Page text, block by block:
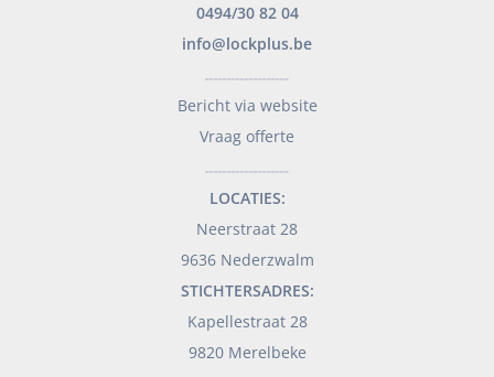
0494/30 82 04
info@lockplus.be
Bericht via website
Vraag offerte
LOCATIES:
Neerstraat 28
9636 Nederzwalm
STICHTERSADRES:
Kapellestraat 28
9820 Merelbeke